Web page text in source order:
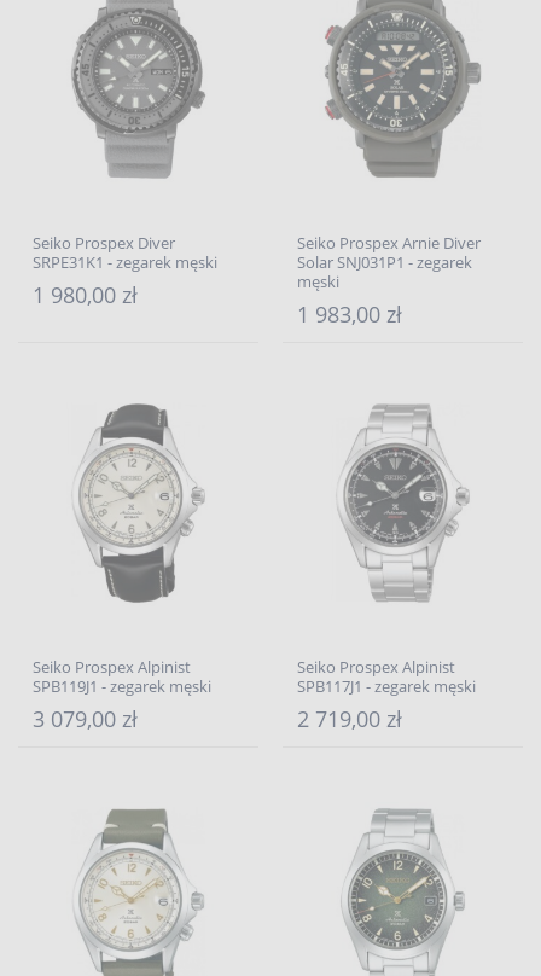
Seiko Prospex Diver
SRPE31K1 - zegarek męski
1 980,00 zł
Seiko Prospex Arnie Diver
Solar SNJ031P1 - zegarek
męski
1 983,00 zł
Seiko Prospex Alpinist
SPB119J1 - zegarek męski
3 079,00 zł
Seiko Prospex Alpinist
SPB117J1 - zegarek męski
2 719,00 zł